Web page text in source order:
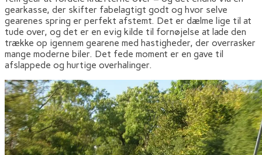
gearkasse, der skifter fabelagtigt godt og hvor selve
gearenes spring er perfekt afstemt. Det er dælme lige til at
tude over, og det er en evig kilde til fornøjelse at lade den
trække op igennem gearene med hastigheder, der overrasker
mange moderne biler. Det fede moment er en gave til
afslappede og hurtige overhalinger.